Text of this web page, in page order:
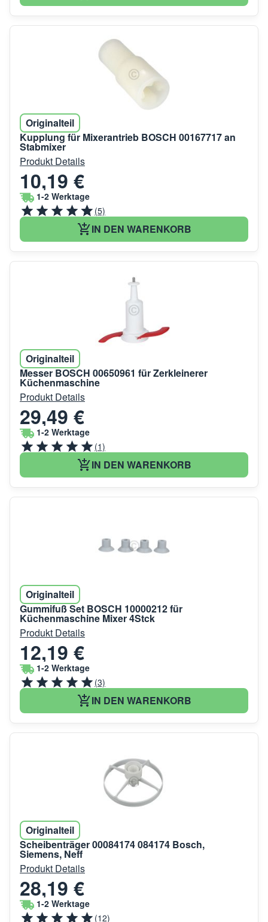
Originalteil
Kupplung für Mixerantrieb BOSCH 00167717 an
Stabmixer
Produkt Details
10,19 €
1-2 Werktage
(5)
IN DEN WARENKORB
Originalteil
Messer BOSCH 00650961 für Zerkleinerer
Küchenmaschine
Produkt Details
29,49 €
1-2 Werktage
(1)
IN DEN WARENKORB
Originalteil
Gummifuß Set BOSCH 10000212 für
Küchenmaschine Mixer 4Stck
Produkt Details
12,19 €
1-2 Werktage
(3)
IN DEN WARENKORB
Originalteil
Scheibenträger 00084174 084174 Bosch,
Siemens, Neff
Produkt Details
28,19 €
1-2 Werktage
(12)